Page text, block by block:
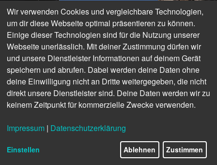
AUSZEICHNUNGEN
MARKETING-PREIS FÜR
SMARTE HÖRAKUSTIKER
JETZT BEWERBEN!
Wir verwenden Cookies und vergleichbare Technologien,
um dir diese Webseite optimal präsentieren zu können.
Einige dieser Technologien sind für die Nutzung unserer
Webseite unerlässlich. Mit deiner Zustimmung dürfen wir
und unsere Dienstleister Informationen auf deinem Gerät
speichern und abrufen. Dabei werden deine Daten ohne
deine Einwilligung nicht an Dritte weitergegeben, die nicht
direkt unsere Dienstleister sind. Deine Daten werden wir zu
keinem Zeitpunkt für kommerzielle Zwecke verwenden.
Impressum | Datenschutzerklärung
Einstellen Ablehnen Zustimmen